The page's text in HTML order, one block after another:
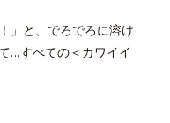
」と、でろでろに溶け
…すべての＜カワイイ